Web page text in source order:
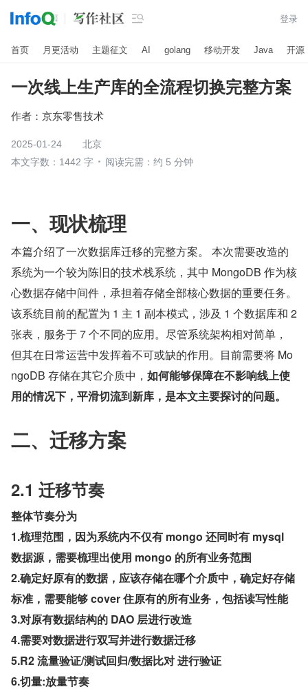
 登录
首页 月更活动 主题征文 AI golang 移动开发 Java 开源
一次线上生产库的全流程切换完整方案
作者： 京东零售技术
2025-01-24
北京
本文字数：1442 字
阅读完需：约 5 分钟
一、现状梳理
本篇介绍了一次数据库迁移的完整方案。 本次需要改造的
系统为一个较为陈旧的技术栈系统，其中 MongoDB 作为核
心数据存储中间件，承担着存储全部核心数据的重要任务。
该系统目前的配置为 1 主 1 副本模式，涉及 1 个数据库和 2
张表，服务于 7 个不同的应用。尽管系统架构相对简单，
但其在日常运营中发挥着不可或缺的作用。目前需要将 Mo
ngoDB 存储在其它介质中， 如何能够保障在不影响线上使
用的情况下，平滑切流到新库，是本文主要探讨的问题。
二、迁移方案
2.1 迁移节奏
整体节奏分为
1.梳理范围，因为系统内不仅有 mongo 还同时有 mysql
数据源，需要梳理出使用 mongo 的所有业务范围
2.确定好原有的数据，应该存储在哪个介质中，确定好存储
标准，需要能够 cover 住原有的所有业务，包括读写性能
3.对原有数据结构的 DAO 层进行改造
4.需要对数据进行双写并进行数据迁移
5.R2 流量验证/测试回归/数据比对 进行验证
6.切量:放量节奏